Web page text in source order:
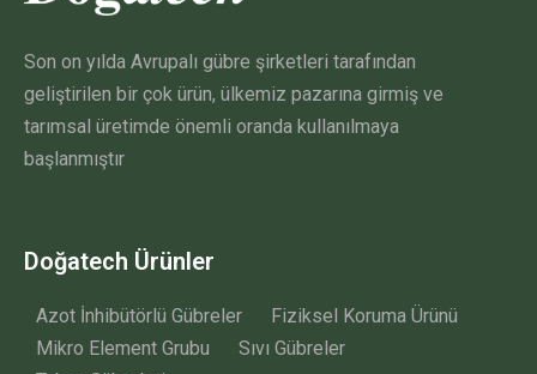
Son on yılda Avrupalı gübre şirketleri tarafından
geliştirilen bir çok ürün, ülkemiz pazarına girmiş ve
tarımsal üretimde önemli oranda kullanılmaya
başlanmıştır
Doğatech Ürünler
Azot İnhibütörlü Gübreler
Fiziksel Koruma Ürünü
Mikro Element Grubu
Sıvı Gübreler